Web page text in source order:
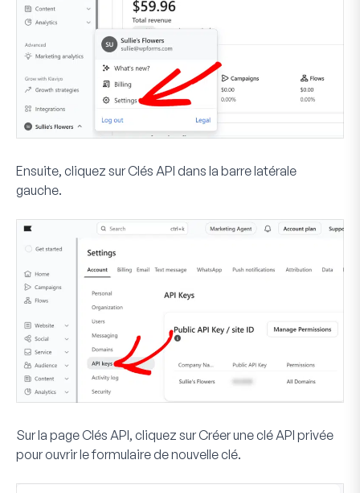
Ensuite, cliquez sur Clés API dans la barre latérale
gauche.
Sur la page Clés API, cliquez sur Créer une clé API privée
pour ouvrir le formulaire de nouvelle clé.